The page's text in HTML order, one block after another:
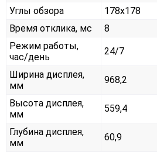
Углы обзора
178x178
Время отклика, мс
8
Режим работы,
час/день
24/7
Ширина дисплея,
мм
968,2
Высота дисплея,
мм
559,4
Глубина дисплея,
мм
60,9